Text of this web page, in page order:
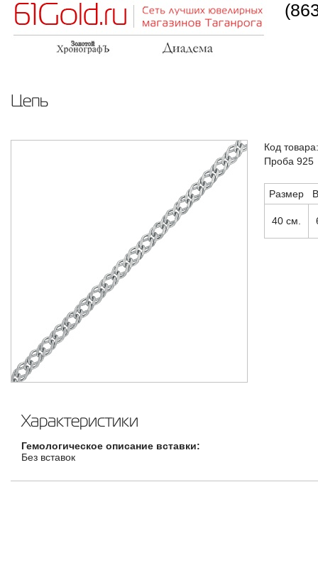
Цепь
Код
Проба 925
Размер
40 см.
Характеристики
Гемологическое описание вставки:
Без вставок